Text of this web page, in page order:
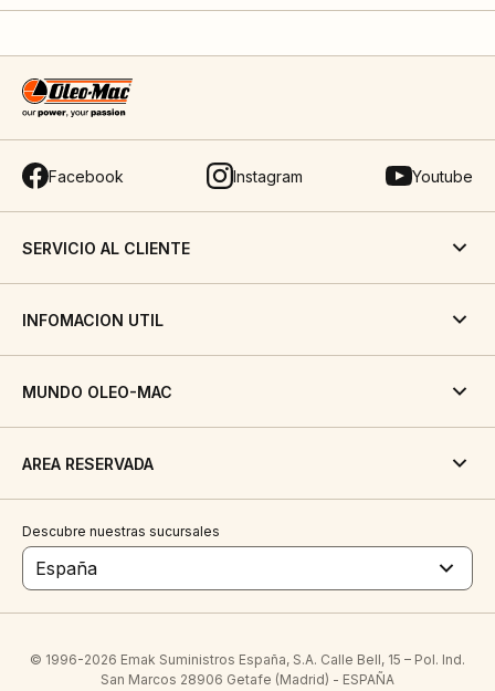
Facebook Instagram Youtube
SERVICIO AL CLIENTE
INFOMACION UTIL
MUNDO OLEO-MAC
AREA RESERVADA
Descubre nuestras sucursales
España
© 1996-2026 Emak Suministros España, S.A. Calle Bell, 15 – Pol. Ind.
San Marcos 28906 Getafe (Madrid) - ESPAÑA